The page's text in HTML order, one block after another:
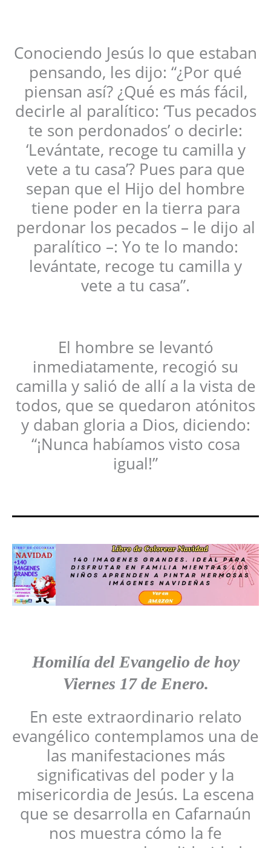
Conociendo Jesús lo que estaban
pensando, les dijo: “¿Por qué
piensan así? ¿Qué es más fácil,
decirle al paralítico: ‘Tus pecados
te son perdonados’ o decirle:
‘Levántate, recoge tu camilla y
vete a tu casa’? Pues para que
sepan que el Hijo del hombre
tiene poder en la tierra para
perdonar los pecados – le dijo al
paralítico –: Yo te lo mando:
levántate, recoge tu camilla y
vete a tu casa”.
El hombre se levantó
inmediatamente, recogió su
camilla y salió de allí a la vista de
todos, que se quedaron atónitos
y daban gloria a Dios, diciendo:
“¡Nunca habíamos visto cosa
igual!”
Homilía del Evangelio de hoy
Viernes 17 de Enero.
En este extraordinario relato
evangélico contemplamos una de
las manifestaciones más
significativas del poder y la
misericordia de Jesús. La escena
que se desarrolla en Cafarnaún
nos muestra cómo la fe